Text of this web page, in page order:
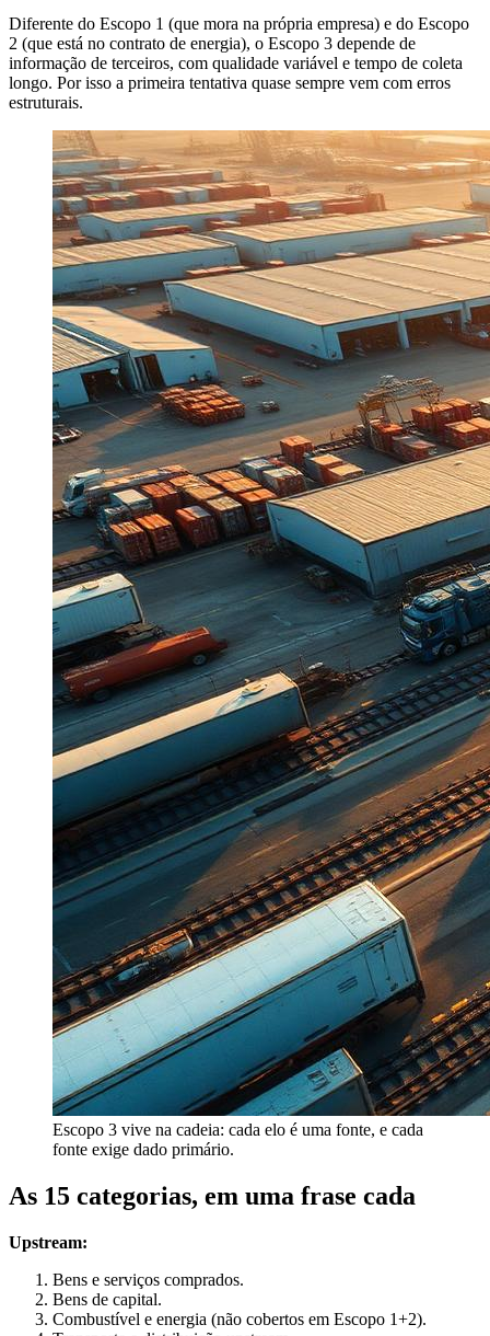
Diferente do Escopo 1 (que mora na própria empresa) e do Escopo
2 (que está no contrato de energia), o Escopo 3 depende de
informação de terceiros, com qualidade variável e tempo de coleta
longo. Por isso a primeira tentativa quase sempre vem com erros
estruturais.
Escopo 3 vive na cadeia: cada elo é uma fonte, e cada
fonte exige dado primário.
As 15 categorias, em uma frase cada
Upstream:
Bens e serviços comprados.
Bens de capital.
Combustível e energia (não cobertos em Escopo 1+2).